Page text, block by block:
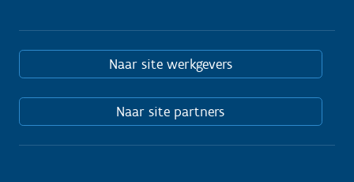
Naar site werkgevers
Naar site partners